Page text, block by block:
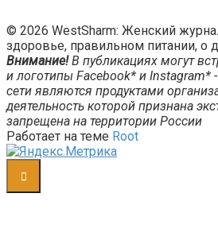
© 2026 WestSharm: Женский
здоровье, правильном питании, о
Внимание!В публикациях могут
и логотипы Facebook* и Instagram*
сети являются продуктами
деятельность которой признана
запрещена на территории России
Работает на теме Root